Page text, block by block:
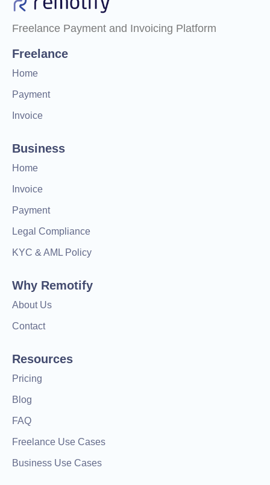
Freelance Payment and Invoicing Platform
Freelance
Home
Payment
Invoice
Business
Home
Invoice
Payment
Legal Compliance
KYC & AML Policy
Why Remotify
About Us
Contact
Resources
Pricing
Blog
FAQ
Freelance Use Cases
Business Use Cases